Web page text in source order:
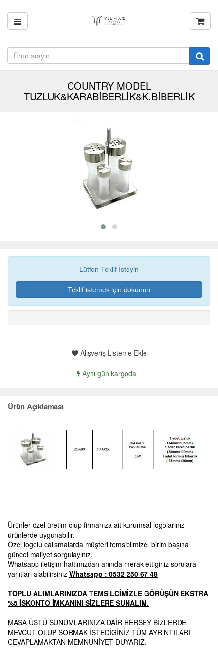
COUNTRY MODEL
TUZLUK&KARABİBERLİK&K.BİBERLİK
Lütfen Teklif İsteyin
Teklif istemek için dokunun
Alışveriş Listeme Ekle
Aynı gün kargoda
Ürün Açıklaması
Ürünler özel üretim olup firmanıza ait kurumsal logolarınız
ürünlerde uygunabilir.
Özel logolu calısmalarda müşteri temsicilmize birim başına
güncel maliyet sorgulayınız.
Whatsapp iletişim hattımızdan anında merak ettiginiz sorulara
yanıtları alabilirsiniz Whatsapp : 0532 250 67 48
TOPLU ALIMLARINIZDA TEMSİLCİMİZLE GÖRÜŞÜN EKSTRA
%5 İSKONTO İMKANINI SİZLERE SUNALIM.
MASA ÜSTÜ SUNUMLARINIZA DAİR HERSEY BİZLERDE
MEVCUT OLUP SORMAK İSTEDİGİNİZ TÜM AYRINTILARI
CEVAPLAMAKTAN MEMNUNİYET DUYARIZ.